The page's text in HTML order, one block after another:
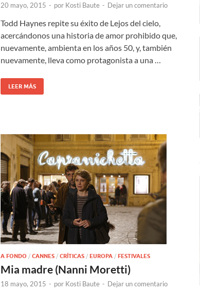
20 mayo, 2015 - por Kosti Baute - Dejar un comentario
Todd Haynes repite su éxito de Lejos del cielo,
acercándonos una historia de amor prohibido que,
nuevamente, ambienta en los años 50, y, también
nuevamente, lleva como protagonista a una …
LEER MÁS
A FONDO / CANNES / CRÍTICAS / EUROPA / FESTIVALES
Mia madre (Nanni Moretti)
18 mayo, 2015 - por Kosti Baute - Dejar un comentario